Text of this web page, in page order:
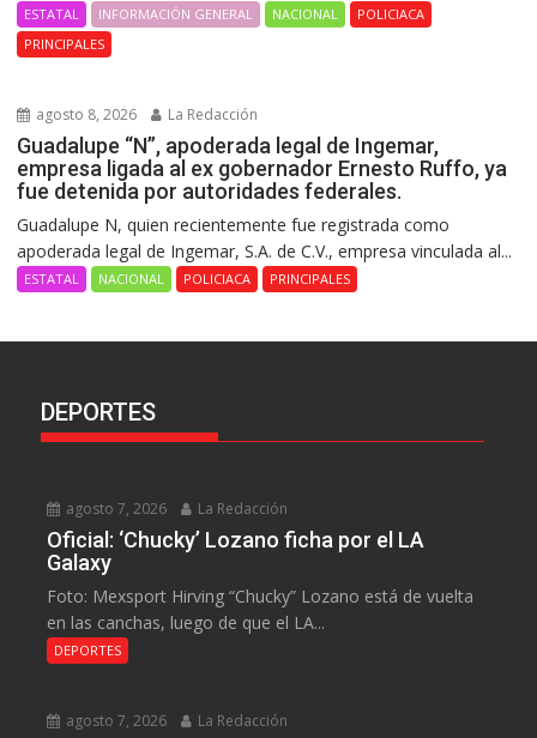
ESTATAL INFORMACIÓN GENERAL NACIONAL
POLICIACA
PRINCIPALES
agosto 8, 2026 La Redacción
Guadalupe “N”, apoderada legal de Ingemar,
empresa ligada al ex gobernador Ernesto Ruffo, ya
fue detenida por autoridades federales.
Guadalupe N, quien recientemente fue registrada como
apoderada legal de Ingemar, S.A. de C.V., empresa vinculada al...
ESTATAL NACIONAL POLICIACA PRINCIPALES
DEPORTES
agosto 7, 2026 La Redacción
Oficial: ‘Chucky’ Lozano ficha por el LA
Galaxy
Foto: Mexsport Hirving “Chucky” Lozano está de vuelta
en las canchas, luego de que el LA...
DEPORTES
agosto 7, 2026 La Redacción